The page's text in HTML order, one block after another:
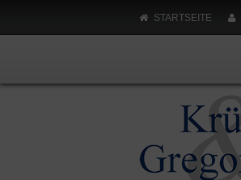
STARTSEITE